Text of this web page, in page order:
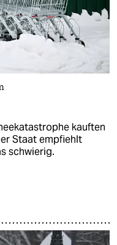
kauften
Staat empfiehlt
schwierig.